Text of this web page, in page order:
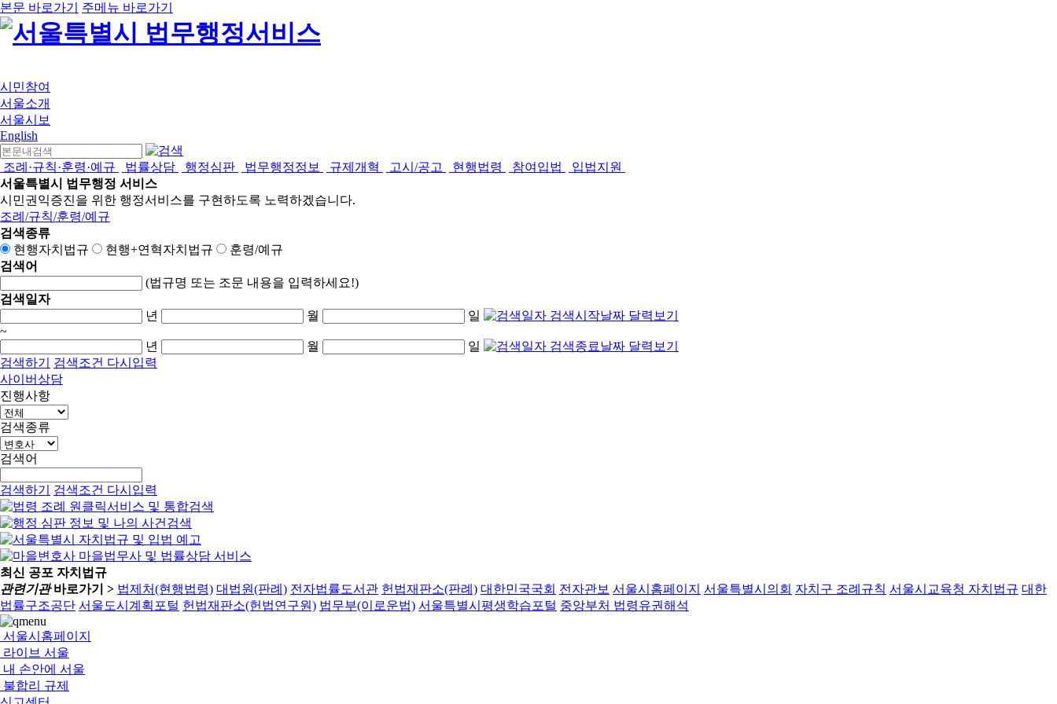
본문 바로가기 주메뉴 바로가기
시민참여
서울소개
서울시보
English
조례·규칙·훈령·예규 법률상담 행정심판 법무행정정보 규제개혁 고시/공고 현행법령 참여입법
입법지원
서울특별시 법무행정 서비스
시민권익증진을 위한 행정서비스를 구현하도록 노력하겠습니다.
조례/규칙/훈령/예규
검색종류
현행자치법규
현행+연혁자치법규
훈령/예규
검색어
(법규명 또는 조문 내용을 입력하세요!)
검색일자
년
월
일
~
년
월
일
검색하기
검색조건 다시입력
사이버상담
진행사항
검색종류
검색어
검색하기 검색조건 다시입력
최신 공포 자치법규
관련기관바로가기 > 법제처(현행법령) 대법원(판례) 전자법률도서관 헌법재판소(판례) 대한민국국회 전자관보 서울시홈페이지 서울특별시의회 자치구 조례규칙 서울시교육청 자치법규 대한
법률구조공단 서울도시계획포털 헌법재판소(헌법연구원) 법무부(이로운법) 서울특별시평생학습포털 중앙부처 법령유권해석
서울시홈페이지
라이브 서울
내 손안에 서울
불합리 규제